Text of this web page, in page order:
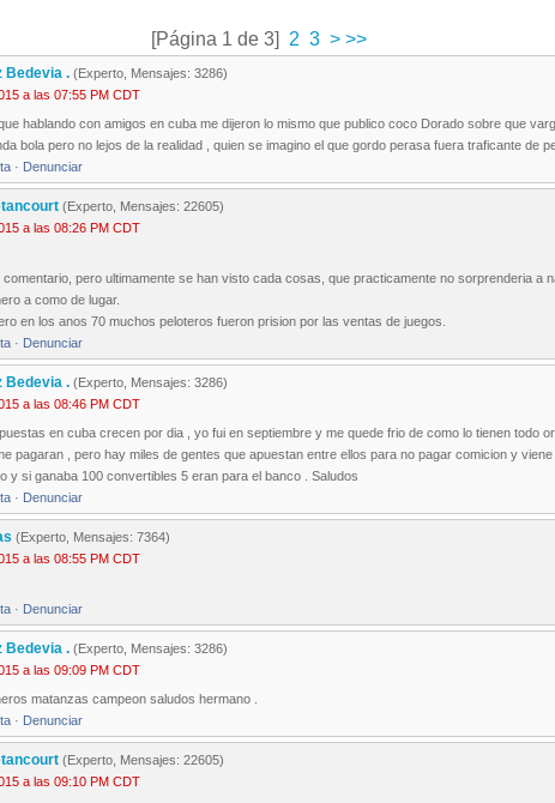
[Página 1 de 3] 2 3 > >>
Bedevia . (Experto, Mensajes: 3286)
a las 07:55 PM CDT
hablando con amigos en cuba me dijeron lo mismo que publico coco Dorado sobre que
bola pero no lejos de la realidad , quien se imagino el que gordo perasa fuera traficante de
· Denunciar
(Experto, Mensajes: 22605)
a las 08:26 PM CDT
pero ultimamente se han visto cada cosas, que practicamente no sorprenderia a
a como de lugar.
en los anos 70 muchos peloteros fueron prision por las ventas de juegos.
· Denunciar
Bedevia . (Experto, Mensajes: 3286)
a las 08:46 PM CDT
en cuba crecen por dia , yo fui en septiembre y me quede frio de como lo tienen todo
pagaran , pero hay miles de gentes que apuestan entre ellos para no pagar comicion y
y si ganaba 100 convertibles 5 eran para el banco . Saludos
· Denunciar
(Experto, Mensajes: 7364)
a las 08:55 PM CDT
· Denunciar
Bedevia . (Experto, Mensajes: 3286)
a las 09:09 PM CDT
matanzas campeon saludos hermano .
· Denunciar
(Experto, Mensajes: 22605)
a las 09:10 PM CDT